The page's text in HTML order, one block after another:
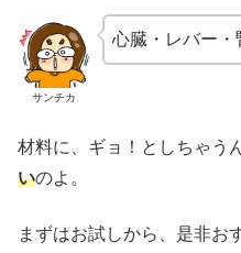
サンチカ
心臓・レバー・
材料に、ギョ！としちゃう
いのよ。
まずはお試しから、是非お